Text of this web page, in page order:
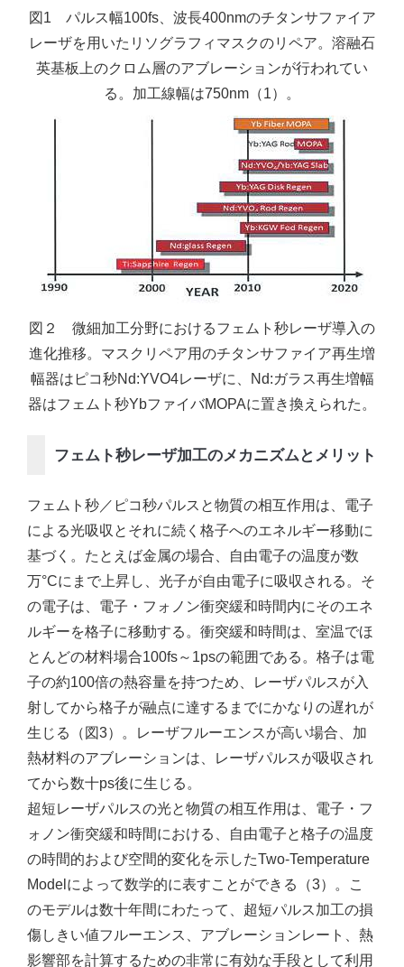
図1 パルス幅100fs、波長400nmのチタンサファイア
レーザを用いたリソグラフィマスクのリペア。溶融石
英基板上のクロム層のアブレーションが行われてい
る。加工線幅は750nm（1）。
図２ 微細加工分野におけるフェムト秒レーザ導入の
進化推移。マスクリペア用のチタンサファイア再生増
幅器はピコ秒Nd:YVO4レーザに、Nd:ガラス再生増幅
器はフェムト秒YbファイバMOPAに置き換えられた。
フェムト秒レーザ加工のメカニズムとメリット
フェムト秒／ピコ秒パルスと物質の相互作用は、電子
による光吸収とそれに続く格子へのエネルギー移動に
基づく。たとえば金属の場合、自由電子の温度が数
万°Cにまで上昇し、光子が自由電子に吸収される。そ
の電子は、電子・フォノン衝突緩和時間内にそのエネ
ルギーを格子に移動する。衝突緩和時間は、室温でほ
とんどの材料場合100fs～1psの範囲である。格子は電
子の約100倍の熱容量を持つため、レーザパルスが入
射してから格子が融点に達するまでにかなりの遅れが
生じる（図3）。レーザフルーエンスが高い場合、加
熱材料のアブレーションは、レーザパルスが吸収され
てから数十ps後に生じる。
超短レーザパルスの光と物質の相互作用は、電子・フ
ォノン衝突緩和時間における、自由電子と格子の温度
の時間的および空間的変化を示したTwo-Temperature
Modelによって数学的に表すことができる（3）。こ
のモデルは数十年間にわたって、超短パルス加工の損
傷しきい値フルーエンス、アブレーションレート、熱
影響部を計算するための非常に有効な手段として利用